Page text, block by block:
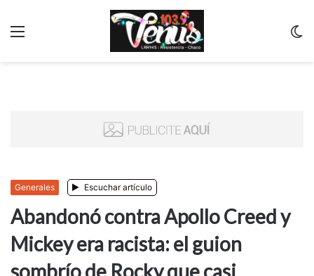
Generales Escuchar artículo
Abandonó contra Apollo Creed y
Mickey era racista: el guion
sombrío de Rocky que casi